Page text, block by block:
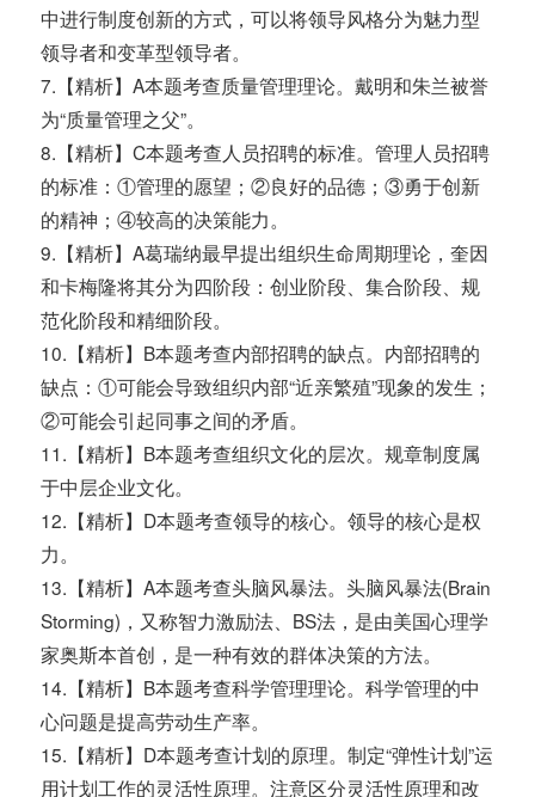
中进行制度创新的方式，可以将领导风格分为魅力型
领导者和变革型领导者。
7.【精析】A本题考查质量管理理论。戴明和朱兰被誉
为“质量管理之父”。
8.【精析】C本题考查人员招聘的标准。管理人员招聘
的标准：①管理的愿望；②良好的品德；③勇于创新
的精神；④较高的决策能力。
9.【精析】A葛瑞纳最早提出组织生命周期理论，奎因
和卡梅隆将其分为四阶段：创业阶段、集合阶段、规
范化阶段和精细阶段。
10.【精析】B本题考查内部招聘的缺点。内部招聘的
缺点：①可能会导致组织内部“近亲繁殖”现象的发生；
②可能会引起同事之间的矛盾。
11.【精析】B本题考查组织文化的层次。规章制度属
于中层企业文化。
12.【精析】D本题考查领导的核心。领导的核心是权
力。
13.【精析】A本题考查头脑风暴法。头脑风暴法(Brain
Storming)，又称智力激励法、BS法，是由美国心理学
家奥斯本首创，是一种有效的群体决策的方法。
14.【精析】B本题考查科学管理理论。科学管理的中
心问题是提高劳动生产率。
15.【精析】D本题考查计划的原理。制定“弹性计划”运
用计划工作的灵活性原理。注意区分灵活性原理和改